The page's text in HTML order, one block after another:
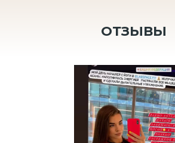
ОТЗЫВЫ